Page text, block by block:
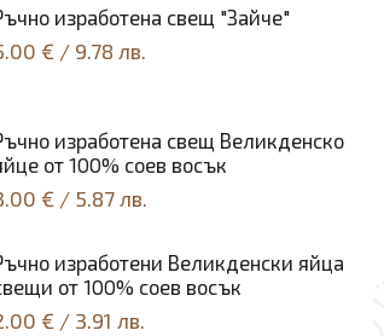
изработена свещ "Зайче"
€ / 9.78 лв.
изработена свещ Великденско
от 100% соев восък
€ / 5.87 лв.
изработени Великденски яйца
от 100% соев восък
€ / 3.91 лв.